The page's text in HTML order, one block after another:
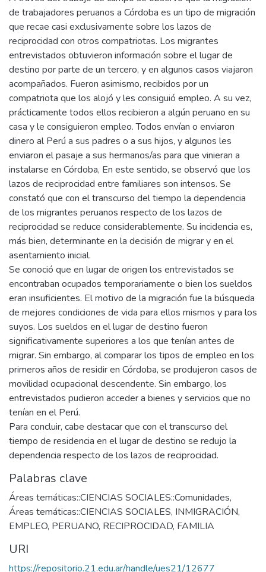
de trabajadores peruanos a Córdoba es un tipo de migración
que recae casi exclusivamente sobre los lazos de
reciprocidad con otros compatriotas. Los migrantes
entrevistados obtuvieron información sobre el lugar de
destino por parte de un tercero, y en algunos casos viajaron
acompañados. Fueron asimismo, recibidos por un
compatriota que los alojó y les consiguió empleo. A su vez,
prácticamente todos ellos recibieron a algún peruano en su
casa y le consiguieron empleo. Todos envían o enviaron
dinero al Perú a sus padres o a sus hijos, y algunos les
enviaron el pasaje a sus hermanos/as para que vinieran a
instalarse en Córdoba, En este sentido, se observó que los
lazos de reciprocidad entre familiares son intensos. Se
constató que con el transcurso del tiempo la dependencia
de los migrantes peruanos respecto de los lazos de
reciprocidad se reduce considerablemente. Su incidencia es,
más bien, determinante en la decisión de migrar y en el
asentamiento inicial.
Se conoció que en lugar de origen los entrevistados se
encontraban ocupados temporariamente o bien los sueldos
eran insuficientes. El motivo de la migración fue la búsqueda
de mejores condiciones de vida para ellos mismos y para los
suyos. Los sueldos en el lugar de destino fueron
significativamente superiores a los que tenían antes de
migrar. Sin embargo, al comparar los tipos de empleo en los
primeros años de residir en Córdoba, se produjeron casos de
movilidad ocupacional descendente. Sin embargo, los
entrevistados pudieron acceder a bienes y servicios que no
tenían en el Perú.
Para concluir, cabe destacar que con el transcurso del
tiempo de residencia en el lugar de destino se redujo la
dependencia respecto de los lazos de reciprocidad.
Palabras clave
Áreas temáticas::CIENCIAS SOCIALES::Comunidades,
Áreas temáticas::CIENCIAS SOCIALES, INMIGRACIÓN,
EMPLEO, PERUANO, RECIPROCIDAD, FAMILIA
URI
https://repositorio.21.edu.ar/handle/ues21/12677